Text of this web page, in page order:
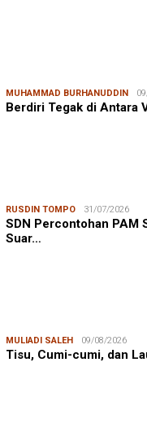
MUHAMMAD BURHANUDDIN
Berdiri Tegak di Antara
RUSDIN TOMPO 31/07/2026
SDN Percontohan PAM
Suar…
MULIADI SALEH 09/08/2026
Tisu, Cumi-cumi, dan